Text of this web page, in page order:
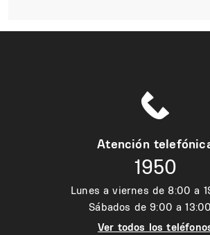
Atención
1950
Lunes a viernes de 8:00 a
Sábados de 9:00 a
Ver todos los